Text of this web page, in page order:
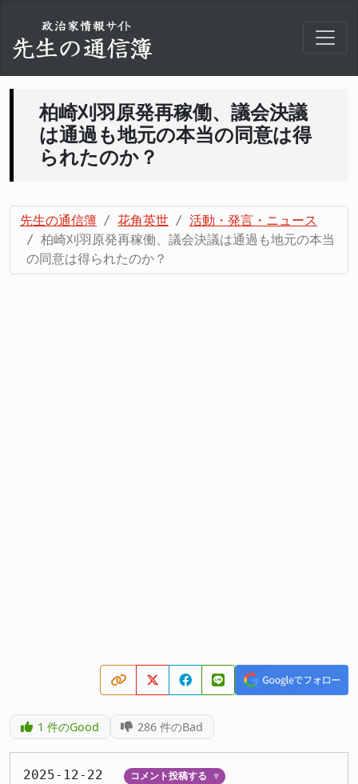
柏崎刈羽原発再稼働、議会決議
は通過も地元の本当の同意は得
られたのか？
先生の通信簿 花角英世
活動・発言・ニュース
柏崎刈羽原発再稼働、議会決議は通過も地元の本当
の同意は得られたのか？
1 件のGood 286 件のBad
2025-12-22 コメント投稿する ▼